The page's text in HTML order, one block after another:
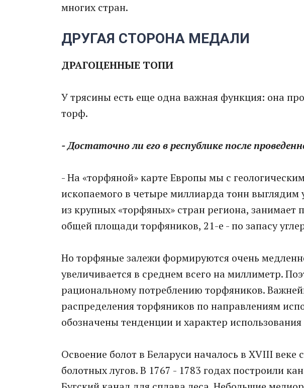
многих стран.
ДРУГАЯ СТОРОНА МЕДАЛИ
ДРАГОЦЕННЫЕ ТОПИ
У трясины есть еще одна важная функция: она
торф.
- Достаточно ли его в республике после
- На «торфяной» карте Европы мы с
ископаемого в четыре миллиарда тонн выглядим
из крупных «торфяных» стран региона, занимает
общей площади торфяников, 21-е - по запасу
Но торфяные залежи формируются очень
увеличивается в среднем всего на миллиметр.
рациональному потреблению торфяников.
распределения торфяников по направлениям
обозначены тенденции и характер использования
Освоение болот в Беларуси началось в XVIII веке
болотных лугов. В 1767 - 1783 годах построили